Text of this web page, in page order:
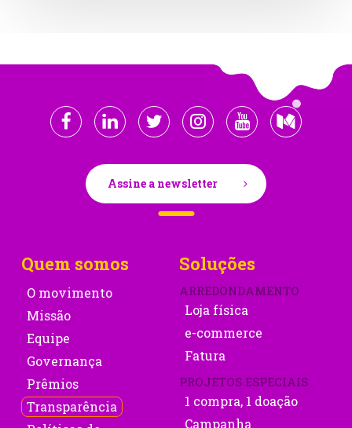
Assine a newsletter
Quem somos
O movimento
Missão
Equipe
Governança
Prêmios
Transparência
Soluções
ARREDONDAMENTO
Loja física
e-commerce
Fatura
PROJETOS ESPECIAIS
1 compra, 1 doação
Campanha